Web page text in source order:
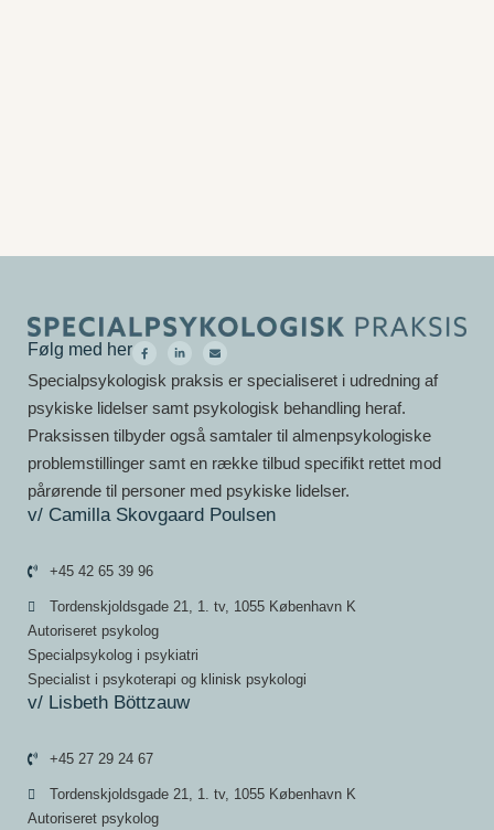
Følg med her
Specialpsykologisk praksis er specialiseret i udredning af
psykiske lidelser samt psykologisk behandling heraf.
Praksissen tilbyder også samtaler til almenpsykologiske
problemstillinger samt en række tilbud specifikt rettet mod
pårørende til personer med psykiske lidelser.
v/ Camilla Skovgaard Poulsen
+45 42 65 39 96
Tordenskjoldsgade 21, 1. tv, 1055 København K
Autoriseret psykolog
Specialpsykolog i psykiatri
Specialist i psykoterapi og klinisk psykologi
v/ Lisbeth Böttzauw
+45 27 29 24 67
Tordenskjoldsgade 21, 1. tv, 1055 København K
Autoriseret psykolog